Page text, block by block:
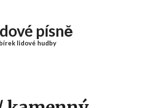
písně
lidové hudby